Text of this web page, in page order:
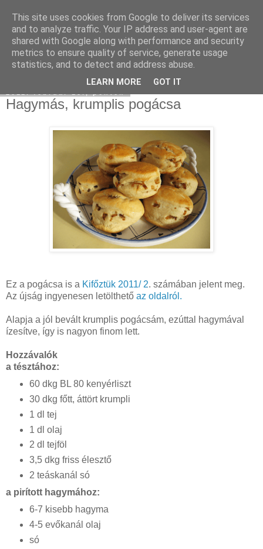
Moha Konyha
Hagymás, krumplis pogácsa
Ez a pogácsa is a Kifőztük 2011/ 2. számában jelent meg.
Az újság ingyenesen letölthető az oldalról.
Alapja a jól bevált krumplis pogácsám, ezúttal hagymával
ízesítve, így is nagyon finom lett.
Hozzávalók
a tésztához:
60 dkg BL 80 kenyérliszt
30 dkg főtt, áttört krumpli
1 dl tej
1 dl olaj
2 dl tejföl
3,5 dkg friss élesztő
2 teáskanál só
a pirított hagymához:
6-7 kisebb hagyma
4-5 evőkanál olaj
só
This site uses cookies from Google to deliver its services
and to analyze traffic. Your IP address and user-agent are
shared with Google along with performance and security
metrics to ensure quality of service, generate usage
statistics, and to detect and address abuse.
LEARN MORE GOT IT